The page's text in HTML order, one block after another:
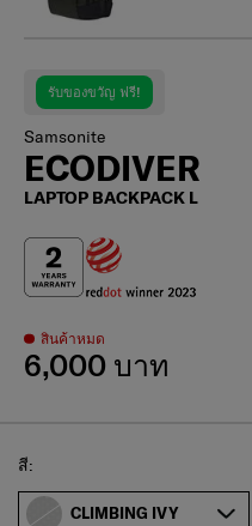
รับของขวัญ ฟรี!
Samsonite
ECODIVER
LAPTOP BACKPACK L
สินค้าหมด
6,000 บาท
Select
สี:
CLIMBING IVY